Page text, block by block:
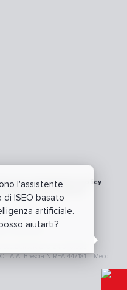
l'assistente
di ISEO basato
artificiale.
aiutarti?
reserved
€ 24.340.965 |
Brescia N.REA 447181 |. Mecc.
policyPrivacy policy
Richiamo prodotti